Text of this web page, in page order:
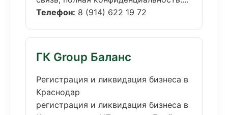
Телефон: 8 (914) 622 19 72
ГК Group Баланс
Регистрация и ликвидация бизнеса в
Краснодар
регистрация и ликвидация бизнеса в